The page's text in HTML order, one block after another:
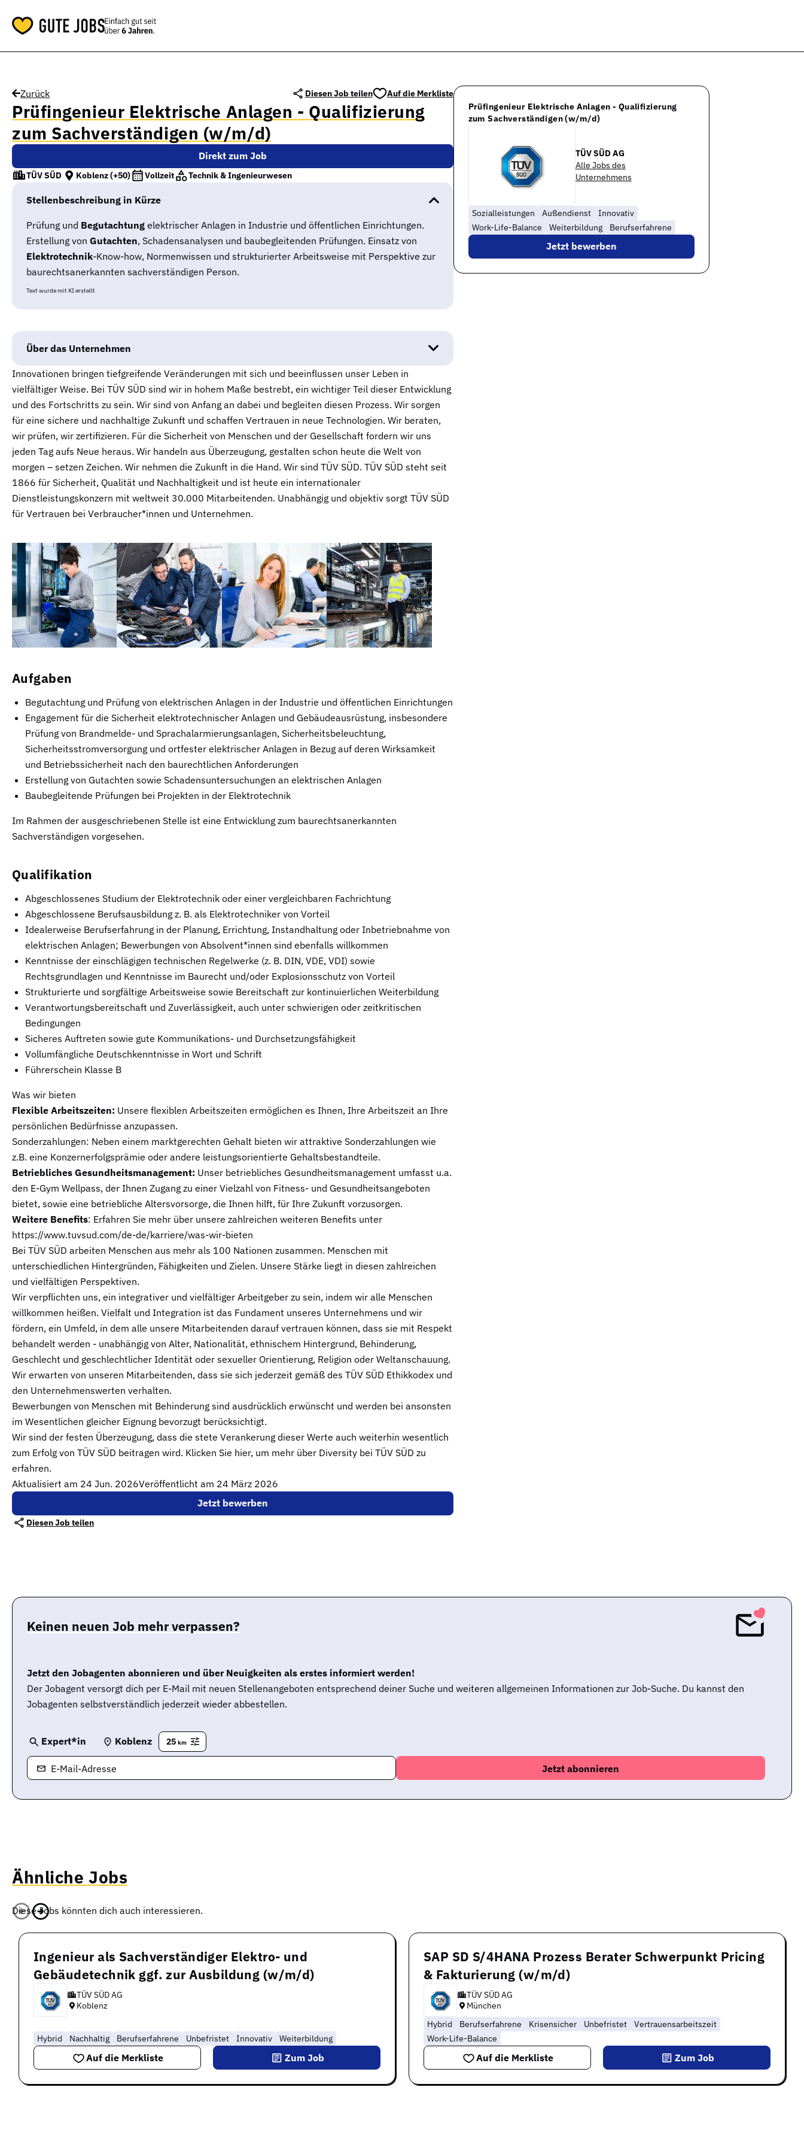
Zurück Diesen Job teilen Auf die Merkliste
Prüfingenieur Elektrische Anlagen - Qualifizierung
zum Sachverständigen (w/m/d)
Direkt zum Job
TÜV SÜD Koblenz(+50) Vollzeit Technik & Ingenieurwesen
Stellenbeschreibung in Kürze
Prüfung und Begutachtung elektrischer Anlagen in Industrie und öffentlichen Einrichtungen.
Erstellung von Gutachten, Schadensanalysen und baubegleitenden Prüfungen. Einsatz von
Elektrotechnik-Know-how, Normenwissen und strukturierter Arbeitsweise mit Perspektive zur
baurechtsanerkannten sachverständigen Person.
Text wurde mit KI erstellt
Über das Unternehmen
Innovationen bringen tiefgreifende Veränderungen mit sich und beeinflussen unser Leben in
vielfältiger Weise. Bei TÜV SÜD sind wir in hohem Maße bestrebt, ein wichtiger Teil dieser Entwicklung
und des Fortschritts zu sein. Wir sind von Anfang an dabei und begleiten diesen Prozess. Wir sorgen
für eine sichere und nachhaltige Zukunft und schaffen Vertrauen in neue Technologien. Wir beraten,
wir prüfen, wir zertifizieren. Für die Sicherheit von Menschen und der Gesellschaft fordern wir uns
jeden Tag aufs Neue heraus. Wir handeln aus Überzeugung, gestalten schon heute die Welt von
morgen – setzen Zeichen. Wir nehmen die Zukunft in die Hand. Wir sind TÜV SÜD. TÜV SÜD steht seit
1866 für Sicherheit, Qualität und Nachhaltigkeit und ist heute ein internationaler
Dienstleistungskonzern mit weltweit 30.000 Mitarbeitenden. Unabhängig und objektiv sorgt TÜV SÜD
für Vertrauen bei Verbraucher*innen und Unternehmen.
Aufgaben
Begutachtung und Prüfung von elektrischen Anlagen in der Industrie und öffentlichen Einrichtungen
Engagement für die Sicherheit elektrotechnischer Anlagen und Gebäudeausrüstung, insbesondere
Prüfung von Brandmelde- und Sprachalarmierungsanlagen, Sicherheitsbeleuchtung,
Sicherheitsstromversorgung und ortfester elektrischer Anlagen in Bezug auf deren Wirksamkeit
und Betriebssicherheit nach den baurechtlichen Anforderungen
Erstellung von Gutachten sowie Schadensuntersuchungen an elektrischen Anlagen
Baubegleitende Prüfungen bei Projekten in der Elektrotechnik
Im Rahmen der ausgeschriebenen Stelle ist eine Entwicklung zum baurechtsanerkannten
Sachverständigen vorgesehen.
Qualifikation
Abgeschlossenes Studium der Elektrotechnik oder einer vergleichbaren Fachrichtung
Abgeschlossene Berufsausbildung z. B. als Elektrotechniker von Vorteil
Idealerweise Berufserfahrung in der Planung, Errichtung, Instandhaltung oder Inbetriebnahme von
elektrischen Anlagen; Bewerbungen von Absolvent*innen sind ebenfalls willkommen
Kenntnisse der einschlägigen technischen Regelwerke (z. B. DIN, VDE, VDI) sowie
Rechtsgrundlagen und Kenntnisse im Baurecht und/oder Explosionsschutz von Vorteil
Strukturierte und sorgfältige Arbeitsweise sowie Bereitschaft zur kontinuierlichen Weiterbildung
Verantwortungsbereitschaft und Zuverlässigkeit, auch unter schwierigen oder zeitkritischen
Bedingungen
Sicheres Auftreten sowie gute Kommunikations- und Durchsetzungsfähigkeit
Vollumfängliche Deutschkenntnisse in Wort und Schrift
Führerschein Klasse B
Was wir bieten
Flexible Arbeitszeiten: Unsere flexiblen Arbeitszeiten ermöglichen es Ihnen, Ihre Arbeitszeit an Ihre
persönlichen Bedürfnisse anzupassen.
Sonderzahlungen: Neben einem marktgerechten Gehalt bieten wir attraktive Sonderzahlungen wie
z.B. eine Konzernerfolgsprämie oder andere leistungsorientierte Gehaltsbestandteile.
Betriebliches Gesundheitsmanagement: Unser betriebliches Gesundheitsmanagement umfasst u.a.
den E-Gym Wellpass, der Ihnen Zugang zu einer Vielzahl von Fitness- und Gesundheitsangeboten
bietet, sowie eine betriebliche Altersvorsorge, die Ihnen hilft, für Ihre Zukunft vorzusorgen.
Weitere Benefits: Erfahren Sie mehr über unsere zahlreichen weiteren Benefits unter
https://www.tuvsud.com/de-de/karriere/was-wir-bieten
Bei TÜV SÜD arbeiten Menschen aus mehr als 100 Nationen zusammen. Menschen mit
unterschiedlichen Hintergründen, Fähigkeiten und Zielen. Unsere Stärke liegt in diesen zahlreichen
und vielfältigen Perspektiven.
Wir verpflichten uns, ein integrativer und vielfältiger Arbeitgeber zu sein, indem wir alle Menschen
willkommen heißen. Vielfalt und Integration ist das Fundament unseres Unternehmens und wir
fördern, ein Umfeld, in dem alle unsere Mitarbeitenden darauf vertrauen können, dass sie mit Respekt
behandelt werden - unabhängig von Alter, Nationalität, ethnischem Hintergrund, Behinderung,
Geschlecht und geschlechtlicher Identität oder sexueller Orientierung, Religion oder Weltanschauung.
Wir erwarten von unseren Mitarbeitenden, dass sie sich jederzeit gemäß des TÜV SÜD Ethikkodex und
den Unternehmenswerten verhalten.
Bewerbungen von Menschen mit Behinderung sind ausdrücklich erwünscht und werden bei ansonsten
im Wesentlichen gleicher Eignung bevorzugt berücksichtigt.
Wir sind der festen Überzeugung, dass die stete Verankerung dieser Werte auch weiterhin wesentlich
zum Erfolg von TÜV SÜD beitragen wird. Klicken Sie hier, um mehr über Diversity bei TÜV SÜD zu
erfahren.
Aktualisiert am 24 Jun. 2026Veröffentlicht am 24 März 2026
Jetzt bewerben
Diesen Job teilen
Prüfingenieur Elektrische Anlagen - Qualifizierung
zum Sachverständigen (w/m/d)
TÜV SÜD AG
Alle Jobs des
Unternehmens
Sozialleistungen Außendienst
Innovativ
Work-Life-Balance
Weiterbildung Berufserfahrene
Jetzt bewerben
Keinen neuen Job mehr verpassen?
Jetzt den Jobagenten abonnieren und über Neuigkeiten als erstes informiert werden!
Der Jobagent versorgt dich per E-Mail mit neuen Stellenangeboten entsprechend deiner Suche und weiteren allgemeinen Informationen zur Job-Suche. Du kannst den
Jobagenten selbstverständlich jederzeit wieder abbestellen.
Expert*in Koblenz 25 km
E-Mail-Adresse
Ähnliche Jobs
Diese Jobs könnten dich auch interessieren.
Ingenieur als Sachverständiger Elektro- und
Gebäudetechnik ggf. zur Ausbildung (w/m/d)
TÜV SÜD AG
Koblenz
Hybrid Nachhaltig Berufserfahrene Unbefristet Innovativ Weiterbildung
Auf die Merkliste Zum Job
SAP SD S/4HANA Prozess Berater Schwerpunkt Pricing
& Fakturierung (w/m/d)
TÜV SÜD AG
München
Hybrid
Berufserfahrene Krisensicher Unbefristet
Vertrauensarbeitszeit
Work-Life-Balance
Auf die Merkliste Zum Job